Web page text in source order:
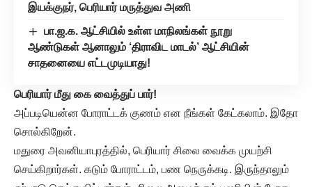
இயக்குநர், பெரியார் மருத்துவ அணி
பா.ஜ.க. ஆட்சியில் உள்ள மாநிலங்கள் நூறு
ஆண்டுகள் ஆனாலும் ‘திராவிட மாடல்’ ஆட்சியின்
சாதனையை எட்டமுடியாது!
பெரியார் மீது கை வைத்துப் பார்!
அப்படியென்ன போராட்டக் குணம் என நீங்கள் கேட்கலாம். இதோ
சொல்கிறேன்.
மதுரை அவனியாபுரத்தில், பெரியார் சிலை வைக்க முயற்சி
செய்கிறார்கள். கடும் போராட்டம், பண நெருக்கடி.‌ இருந்தாலும்